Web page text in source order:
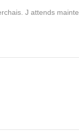
J attends